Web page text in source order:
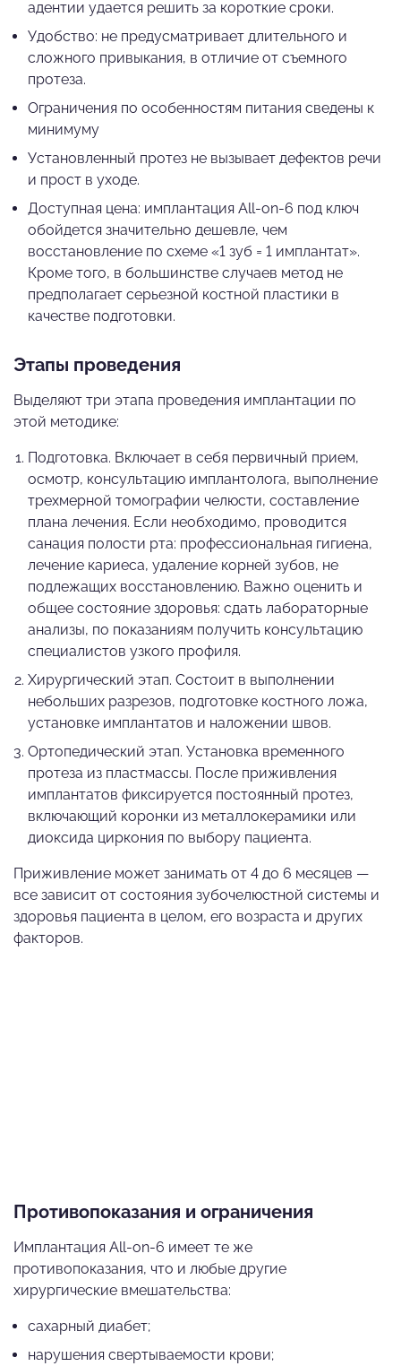
адентии удается решить за короткие сроки.
Удобство: не предусматривает длительного и
сложного привыкания, в отличие от съемного
протеза.
Ограничения по особенностям питания сведены к
минимуму
Установленный протез не вызывает дефектов речи
и прост в уходе.
Доступная цена: имплантация All-on-6 под ключ
обойдется значительно дешевле, чем
восстановление по схеме «1 зуб = 1 имплантат».
Кроме того, в большинстве случаев метод не
предполагает серьезной костной пластики в
качестве подготовки.
Этапы проведения
Выделяют три этапа проведения имплантации по
этой методике:
Подготовка. Включает в себя первичный прием,
осмотр, консультацию имплантолога, выполнение
трехмерной томографии челюсти, составление
плана лечения. Если необходимо, проводится
санация полости рта: профессиональная гигиена,
лечение кариеса, удаление корней зубов, не
подлежащих восстановлению. Важно оценить и
общее состояние здоровья: сдать лабораторные
анализы, по показаниям получить консультацию
специалистов узкого профиля.
Хирургический этап. Состоит в выполнении
небольших разрезов, подготовке костного ложа,
установке имплантатов и наложении швов.
Ортопедический этап. Установка временного
протеза из пластмассы. После приживления
имплантатов фиксируется постоянный протез,
включающий коронки из металлокерамики или
диоксида циркония по выбору пациента.
Приживление может занимать от 4 до 6 месяцев —
все зависит от состояния зубочелюстной системы и
здоровья пациента в целом, его возраста и других
факторов.
Противопоказания и ограничения
Имплантация All-on-6 имеет те же
противопоказания, что и любые другие
хирургические вмешательства:
сахарный диабет;
нарушения свертываемости крови;